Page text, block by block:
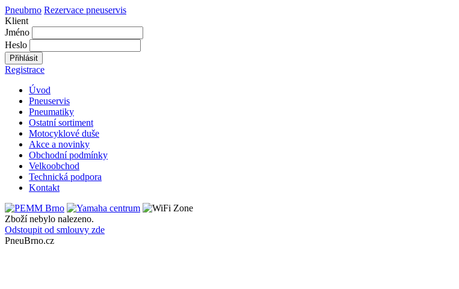
Pneubrno Rezervace pneuservis
Klient
Jméno
Heslo
Přihlásit
Registrace
Úvod
Pneuservis
Pneumatiky
Ostatní sortiment
Motocyklové duše
Akce a novinky
Obchodní podmínky
Velkoobchod
Technická podpora
Kontakt
Zboží nebylo nalezeno.
Odstoupit od smlouvy zde
PneuBrno.cz